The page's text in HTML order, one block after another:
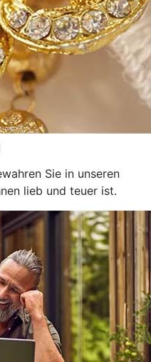
Sie in unseren
lieb und teuer ist.